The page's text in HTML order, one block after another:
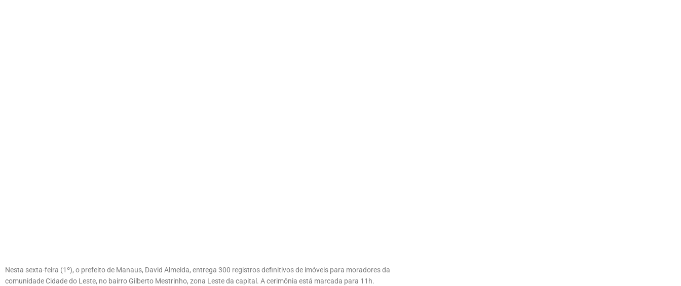
Nesta sexta-feira (1º), o prefeito de Manaus, David Almeida, entrega 300 registros definitivos de imóveis para moradores da
comunidade Cidade do Leste, no bairro Gilberto Mestrinho, zona Leste da capital. A cerimônia está marcada para 11h.